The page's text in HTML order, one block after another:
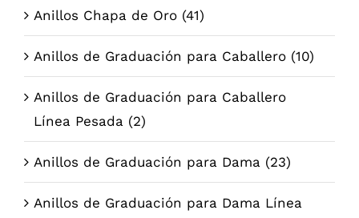
Anillos Chapa de Oro (41)
Anillos de Graduación para Caballero (10)
Anillos de Graduación para Caballero
Línea Pesada (2)
Anillos de Graduación para Dama (23)
Anillos de Graduación para Dama Línea